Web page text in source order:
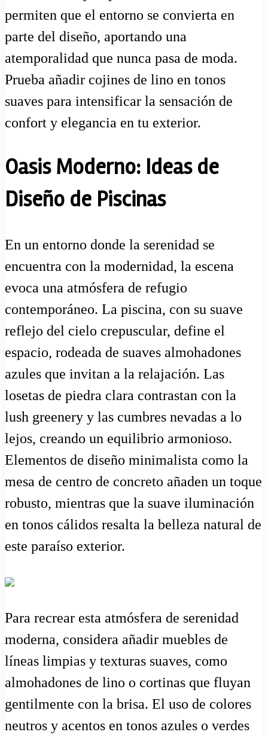
permiten que el entorno se convierta en
parte del diseño, aportando una
atemporalidad que nunca pasa de moda.
Prueba añadir cojines de lino en tonos
suaves para intensificar la sensación de
confort y elegancia en tu exterior.
Oasis Moderno: Ideas de
Diseño de Piscinas
En un entorno donde la serenidad se
encuentra con la modernidad, la escena
evoca una atmósfera de refugio
contemporáneo. La piscina, con su suave
reflejo del cielo crepuscular, define el
espacio, rodeada de suaves almohadones
azules que invitan a la relajación. Las
losetas de piedra clara contrastan con la
lush greenery y las cumbres nevadas a lo
lejos, creando un equilibrio armonioso.
Elementos de diseño minimalista como la
mesa de centro de concreto añaden un toque
robusto, mientras que la suave iluminación
en tonos cálidos resalta la belleza natural de
este paraíso exterior.
Para recrear esta atmósfera de serenidad
moderna, considera añadir muebles de
líneas limpias y texturas suaves, como
almohadones de lino o cortinas que fluyan
gentilmente con la brisa. El uso de colores
neutros y acentos en tonos azules o verdes